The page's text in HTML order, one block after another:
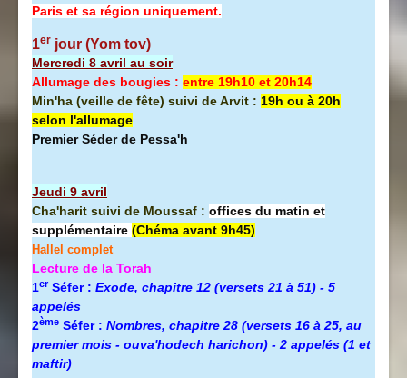
Paris et sa région uniquement.
1er jour (Yom tov)
Mercredi 8 avril au soir
Allumage des bougies : entre 19h10 et 20h14
Min'ha (veille de fête) suivi de Arvit : 19h ou à 20h
selon l'allumage
Premier Séder de Pessa'h
Jeudi 9 avril
Cha'harit suivi de Moussaf : offices du matin et
supplémentaire (Chéma avant 9h45)
Hallel complet
Lecture de la Torah
1erSéfer : Exode, chapitre 12 (versets 21 à 51) - 5
appelés
2ème Séfer : Nombres, chapitre 28 (versets 16 à 25, au
premier mois - ouva'hodech harichon) - 2 appelés (1 et
maftir)